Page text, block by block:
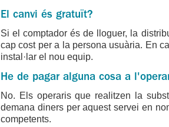
El canvi és gratuït?
Si el comptador és de lloguer, la
cap cost per a la persona usuària. En
instal·lar el nou equip.
He de pagar alguna cosa a
No. Els operaris que realitzen la
demana diners per aquest servei en
competents.